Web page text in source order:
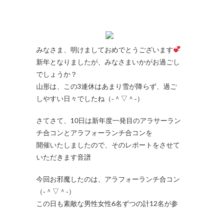
みなさま、明けましておめでとうございます
新年となりましたが、みなさまいかがお過ごし
でしょうか？
山形は、この3連休はあまり雪が降らず、過ご
しやすい日々でしたね（‐＾▽＾‐）
さてさて、10日は新年度一発目のアラサーラン
チ合コンとアラフォーランチ合コンを
開催いたしましたので、そのレポートをさせて
いただきます音譜
今回お邪魔したのは、アラフォーランチ合コン
（‐＾▽＾‐）
この日も素敵な男性女性6名ずつの計12名が参